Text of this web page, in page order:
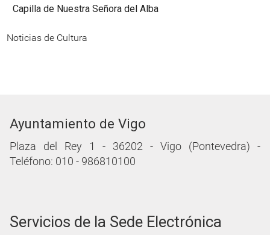
Capilla de Nuestra Señora del Alba
Noticias de Cultura
Ayuntamiento de Vigo
Plaza del Rey 1 - 36202 - Vigo (Pontevedra) -
Teléfono: 010 - 986810100
Servicios de la Sede Electrónica